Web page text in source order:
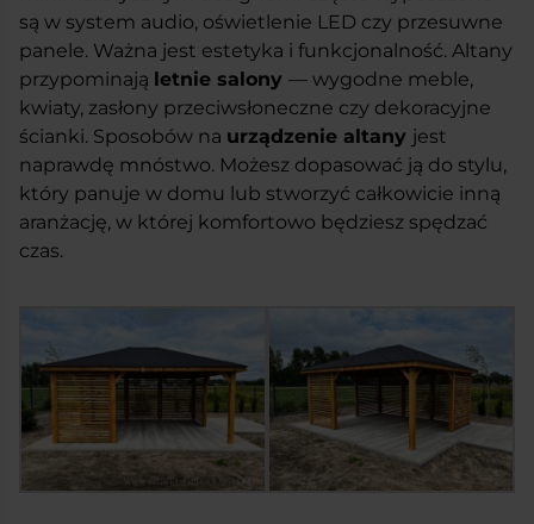
są w system audio, oświetlenie LED czy przesuwne
panele. Ważna jest estetyka i funkcjonalność. Altany
przypominają letnie salony — wygodne meble,
kwiaty, zasłony przeciwsłoneczne czy dekoracyjne
ścianki. Sposobów na urządzenie altany jest
naprawdę mnóstwo. Możesz dopasować ją do stylu,
który panuje w domu lub stworzyć całkowicie inną
aranżację, w której komfortowo będziesz spędzać
czas.